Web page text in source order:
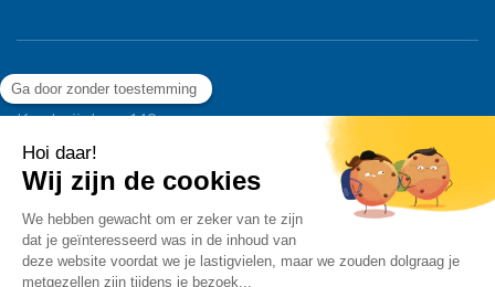
Ligier Group Benelux
Koolmijnlaan 142
3582 Beringen – België
T. +32 11 56 13 11
info@ligiergroup.nl
BTW BE 0428.898.465